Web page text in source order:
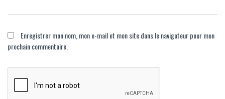
Enregistrer mon nom, mon e-mail et mon site dans le navigateur pour mon
prochain commentaire.